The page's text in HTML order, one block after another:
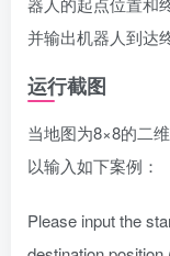
并输出机器人到达
运行截图
当地图为8×8的二
以输入如下案例：
Please input the